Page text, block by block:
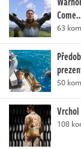
63
50
108